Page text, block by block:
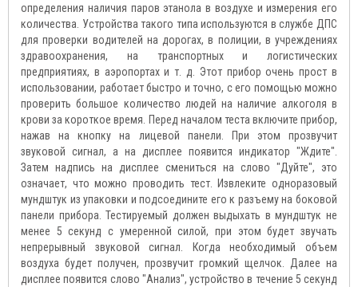
определения наличия паров этанола в воздухе и измерения его
количества. Устройства такого типа используются в службе ДПС
для проверки водителей на дорогах, в полиции, в учреждениях
здравоохранения, на транспортных и логистических
предприятиях, в аэропортах и т. д. Этот прибор очень прост в
использовании, работает быстро и точно, с его помощью можно
проверить большое количество людей на наличие алкоголя в
крови за короткое время. Перед началом теста включите прибор,
нажав на кнопку на лицевой панели. При этом прозвучит
звуковой сигнал, а на дисплее появится индикатор "Ждите".
Затем надпись на дисплее смениться на слово "Дуйте", это
означает, что можно проводить тест. Извлеките одноразовый
мундштук из упаковки и подсоедините его к разъему на боковой
панели прибора. Тестируемый должен выдыхать в мундштук не
менее 5 секунд с умеренной силой, при этом будет звучать
непрерывный звуковой сигнал. Когда необходимый объем
воздуха будет получен, прозвучит громкий щелчок. Далее на
дисплее появится слово "Анализ", устройство в течение 5 секунд